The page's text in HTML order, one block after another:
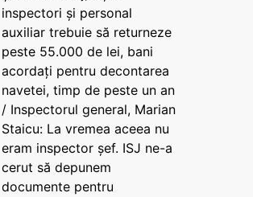
inspectori și personal
auxiliar trebuie să returneze
peste 55.000 de lei, bani
acordați pentru decontarea
navetei, timp de peste un an
/ Inspectorul general, Marian
Staicu: La vremea aceea nu
eram inspector șef. ISJ ne-a
cerut să depunem
documente pentru